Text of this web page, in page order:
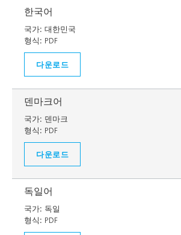
한국어
국가: 대한민국
형식: PDF
다운로드
덴마크어
국가: 덴마크
형식: PDF
다운로드
독일어
국가: 독일
형식: PDF